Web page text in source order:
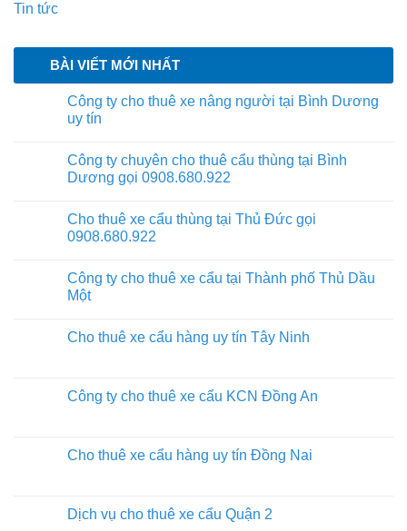
Tin tức
BÀI VIẾT MỚI NHẤT
Công ty cho thuê xe nâng người tại Bình Dương
uy tín
Công ty chuyên cho thuê cẩu thùng tại Bình
Dương gọi 0908.680.922
Cho thuê xe cẩu thùng tại Thủ Đức gọi
0908.680.922
Công ty cho thuê xe cẩu tại Thành phố Thủ Dầu
Một
Cho thuê xe cẩu hàng uy tín Tây Ninh
Công ty cho thuê xe cẩu KCN Đồng An
Cho thuê xe cẩu hàng uy tín Đồng Nai
Dịch vụ cho thuê xe cẩu Quận 2